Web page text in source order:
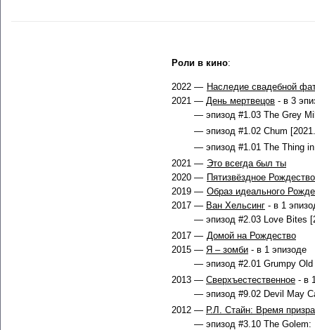
Роли в кино:
2022 — Наследие свадебной
2021 — День мертвецов - в 3
— эпизод #1.03 The Grey
— эпизод #1.02 Chum
— эпизод #1.01 The Thing
2021 — Это всегда был ты
2020 — Пятизвёздное Рождество
2019 — Образ идеального
2017 — Ван Хельсинг - в 1
— эпизод #2.03 Love Bites
2017 — Домой на Рождество
2015 — Я – зомби - в 1 эпизоде
— эпизод #2.01 Grumpy
2013 — Сверхъестественное - в
— эпизод #9.02 Devil May
2012 — Р.Л. Стайн: Время
— эпизод #3.10 The Golem: